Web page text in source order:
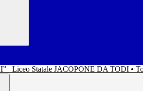
Liceo Statale JACOPONE DA TODI •